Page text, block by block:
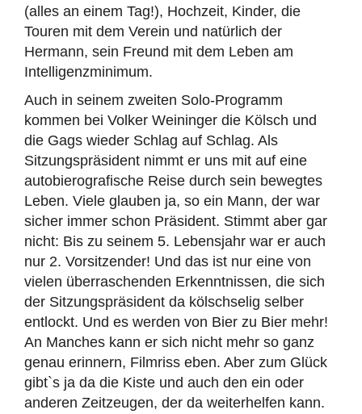
(alles an einem Tag!), Hochzeit, Kinder, die
Touren mit dem Verein und natürlich der
Hermann, sein Freund mit dem Leben am
Intelligenzminimum.
Auch in seinem zweiten Solo-Programm
kommen bei Volker Weininger die Kölsch und
die Gags wieder Schlag auf Schlag. Als
Sitzungspräsident nimmt er uns mit auf eine
autobierografische Reise durch sein bewegtes
Leben. Viele glauben ja, so ein Mann, der war
sicher immer schon Präsident. Stimmt aber gar
nicht: Bis zu seinem 5. Lebensjahr war er auch
nur 2. Vorsitzender! Und das ist nur eine von
vielen überraschenden Erkenntnissen, die sich
der Sitzungspräsident da kölschselig selber
entlockt. Und es werden von Bier zu Bier mehr!
An Manches kann er sich nicht mehr so ganz
genau erinnern, Filmriss eben. Aber zum Glück
gibt`s ja da die Kiste und auch den ein oder
anderen Zeitzeugen, der da weiterhelfen kann.